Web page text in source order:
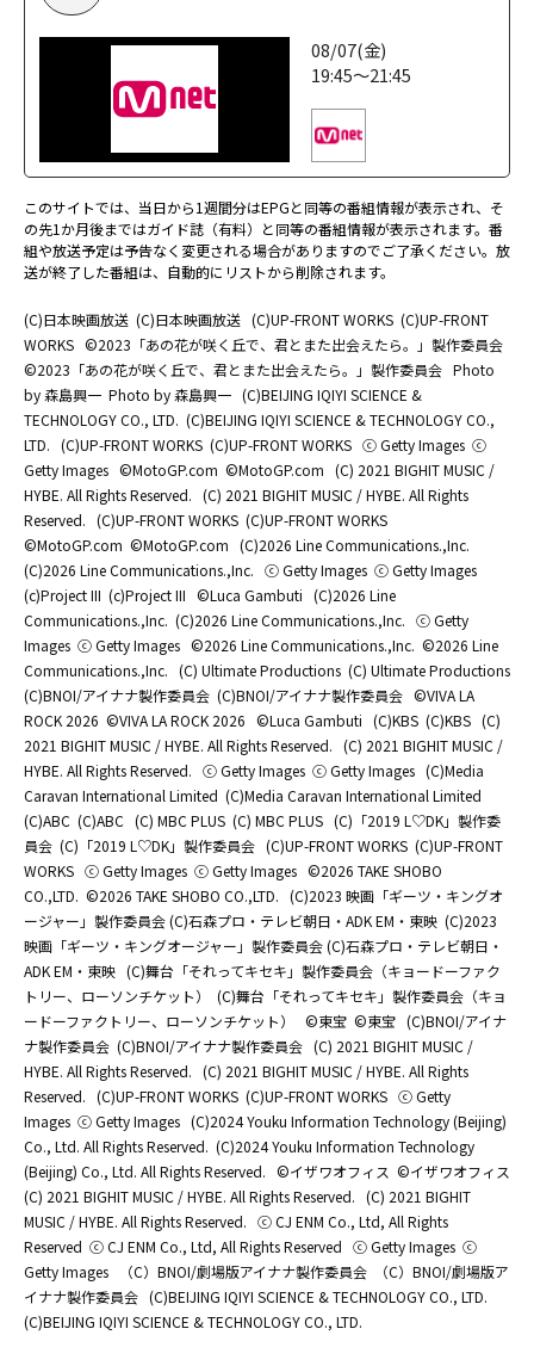
08/07(金)
19:45～21:45
このサイトでは、当日から1週間分はEPGと同等の番組情報が表示され、そ
の先1か月後まではガイド誌（有料）と同等の番組情報が表示されます。番
組や放送予定は予告なく変更される場合がありますのでご了承ください。放
送が終了した番組は、自動的にリストから削除されます。
(C)日本映画放送 (C)日本映画放送 (C)UP-FRONT WORKS (C)UP-FRONT
WORKS ©2023「あの花が咲く丘で、君とまた出会えたら。」製作委員会
©2023「あの花が咲く丘で、君とまた出会えたら。」製作委員会 Photo
by 森島興一 Photo by 森島興一 (C)BEIJING IQIYI SCIENCE &
TECHNOLOGY CO., LTD. (C)BEIJING IQIYI SCIENCE & TECHNOLOGY CO.,
LTD. (C)UP-FRONT WORKS (C)UP-FRONT WORKS ⓒ Getty Images ⓒ
Getty Images ©MotoGP.com ©MotoGP.com (C) 2021 BIGHIT MUSIC /
HYBE. All Rights Reserved. (C) 2021 BIGHIT MUSIC / HYBE. All Rights
Reserved. (C)UP-FRONT WORKS (C)UP-FRONT WORKS
©MotoGP.com ©MotoGP.com (C)2026 Line Communications.,Inc.
(C)2026 Line Communications.,Inc. ⓒ Getty Images ⓒ Getty Images
(c)Project III (c)Project III ©Luca Gambuti (C)2026 Line
Communications.,Inc. (C)2026 Line Communications.,Inc. ⓒ Getty
Images ⓒ Getty Images ©2026 Line Communications.,Inc. ©2026 Line
Communications.,Inc. (C) Ultimate Productions (C) Ultimate Productions
(C)BNOI/アイナナ製作委員会 (C)BNOI/アイナナ製作委員会 ©️VIVA LA
ROCK 2026 ©️VIVA LA ROCK 2026 ©Luca Gambuti (C)KBS (C)KBS (C)
2021 BIGHIT MUSIC / HYBE. All Rights Reserved. (C) 2021 BIGHIT MUSIC /
HYBE. All Rights Reserved. ⓒ Getty Images ⓒ Getty Images (C)Media
Caravan International Limited (C)Media Caravan International Limited
(C)ABC (C)ABC (C) MBC PLUS (C) MBC PLUS (C)「2019 L♡DK」製作委
員会 (C)「2019 L♡DK」製作委員会 (C)UP-FRONT WORKS (C)UP-FRONT
WORKS ⓒ Getty Images ⓒ Getty Images ©2026 TAKE SHOBO
CO.,LTD. ©2026 TAKE SHOBO CO.,LTD. (C)2023 映画「ギーツ・キングオ
ージャー」製作委員会 (C)石森プロ・テレビ朝日・ADK EM・東映 (C)2023
映画「ギーツ・キングオージャー」製作委員会 (C)石森プロ・テレビ朝日・
ADK EM・東映 (C)舞台「それってキセキ」製作委員会（キョードーファク
トリー、ローソンチケット）
(C)舞台「それってキセキ」製作委員会（キョ
ードーファクトリー、ローソンチケット）
©東宝 ©東宝 (C)BNOI/アイナ
ナ製作委員会 (C)BNOI/アイナナ製作委員会 (C) 2021 BIGHIT MUSIC /
HYBE. All Rights Reserved. (C) 2021 BIGHIT MUSIC / HYBE. All Rights
Reserved. (C)UP-FRONT WORKS (C)UP-FRONT WORKS ⓒ Getty
Images ⓒ Getty Images (C)2024 Youku Information Technology (Beijing)
Co., Ltd. All Rights Reserved. (C)2024 Youku Information Technology
(Beijing) Co., Ltd. All Rights Reserved. ©イザワオフィス ©イザワオフィス
(C) 2021 BIGHIT MUSIC / HYBE. All Rights Reserved. (C) 2021 BIGHIT
MUSIC / HYBE. All Rights Reserved. ⓒ CJ ENM Co., Ltd, All Rights
Reserved ⓒ CJ ENM Co., Ltd, All Rights Reserved ⓒ Getty Images ⓒ
Getty Images
（C）BNOI/劇場版アイナナ製作委員会
（C）BNOI/劇場版ア
イナナ製作委員会 (C)BEIJING IQIYI SCIENCE & TECHNOLOGY CO., LTD.
(C)BEIJING IQIYI SCIENCE & TECHNOLOGY CO., LTD.